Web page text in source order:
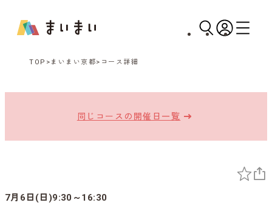
TOP まいまい京都 コース詳細
同じコースの開催日一覧
7月6日(日)9:30～16:30